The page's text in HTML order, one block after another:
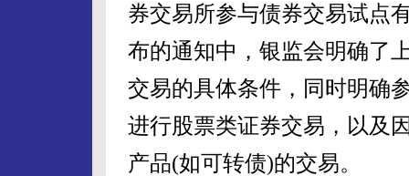
券交易所参与债券交易试点
布的通知中，银监会明确了
交易的具体条件，同时明确
进行股票类证券交易，以及
产品(如可转债)的交易。